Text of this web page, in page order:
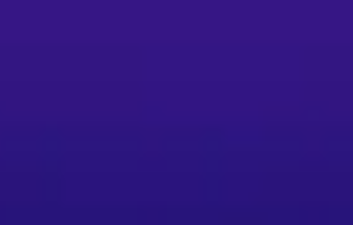
員。部分折扣需於網路購票時使用文化幣折
、全家FamiPort、萊爾富Life-ET（僅提供
（含國家戲劇院）提供電子票，實際取票方
限時優惠：於6/26（含）前購票享95折，
）以上享9折優惠。 - 部分優惠（如輪椅
或分銷點購買並依公告限制辦理。 退換票與
張退票酌收票面售價10%手續費；換票視同
線上退訂單功能辦理；以ATM轉帳或
票以郵戳為憑，並請保留掛號收據。以
數折抵購票者退票時，系統將優先退還文
出注意事項 - 建議年齡：本節目建議6歲以上